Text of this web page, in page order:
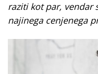
raziti kot par, vendar
najinega cenjenega